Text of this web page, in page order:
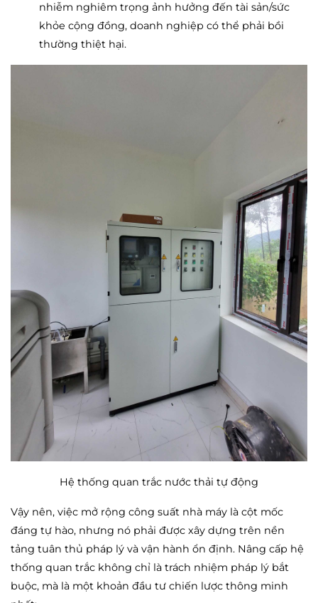
nhiễm nghiêm trọng ảnh hưởng đến tài sản/sức
khỏe cộng đồng, doanh nghiệp có thể phải bồi
thường thiệt hại.
Hệ thống quan trắc nước thải tự động
Vậy nên, việc mở rộng công suất nhà máy là cột mốc
đáng tự hào, nhưng nó phải được xây dựng trên nền
tảng tuân thủ pháp lý và vận hành ổn định. Nâng cấp hệ
thống quan trắc không chỉ là trách nhiệm pháp lý bắt
buộc, mà là một khoản đầu tư chiến lược thông minh